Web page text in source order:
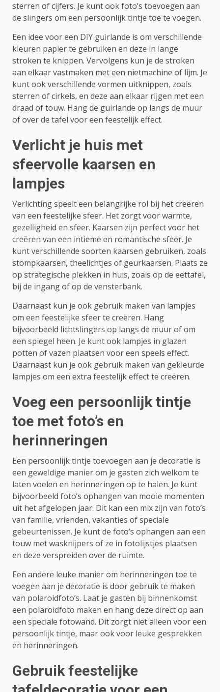
sterren of cijfers. Je kunt ook foto’s toevoegen aan
de slingers om een persoonlijk tintje toe te voegen.
Een idee voor een DIY guirlande is om verschillende
kleuren papier te gebruiken en deze in lange
stroken te knippen. Vervolgens kun je de stroken
aan elkaar vastmaken met een nietmachine of lijm. Je
kunt ook verschillende vormen uitknippen, zoals
sterren of cirkels, en deze aan elkaar rijgen met een
draad of touw. Hang de guirlande op langs de muur
of over de tafel voor een feestelijk effect.
Verlicht je huis met
sfeervolle kaarsen en
lampjes
Verlichting speelt een belangrijke rol bij het creëren
van een feestelijke sfeer. Het zorgt voor warmte,
gezelligheid en sfeer. Kaarsen zijn perfect voor het
creëren van een intieme en romantische sfeer. Je
kunt verschillende soorten kaarsen gebruiken, zoals
stompkaarsen, theelichtjes of geurkaarsen. Plaats ze
op strategische plekken in huis, zoals op de eettafel,
bij de ingang of op de vensterbank.
Daarnaast kun je ook gebruik maken van lampjes
om een feestelijke sfeer te creëren. Hang
bijvoorbeeld lichtslingers op langs de muur of om
een spiegel heen. Je kunt ook lampjes in glazen
potten of vazen plaatsen voor een speels effect.
Daarnaast kun je ook gebruik maken van gekleurde
lampjes om een extra feestelijk effect te creëren.
Voeg een persoonlijk tintje
toe met foto’s en
herinneringen
Een persoonlijk tintje toevoegen aan je decoratie is
een geweldige manier om je gasten zich welkom te
laten voelen en herinneringen op te halen. Je kunt
bijvoorbeeld foto’s ophangen van mooie momenten
uit het afgelopen jaar. Dit kan een mix zijn van foto’s
van familie, vrienden, vakanties of speciale
gebeurtenissen. Je kunt de foto’s ophangen aan een
touw met wasknijpers of ze in fotolijstjes plaatsen
en deze verspreiden over de ruimte.
Een andere leuke manier om herinneringen toe te
voegen aan je decoratie is door gebruik te maken
van polaroidfoto’s. Laat je gasten bij binnenkomst
een polaroidfoto maken en hang deze direct op aan
een speciale fotowand. Dit zorgt niet alleen voor een
persoonlijk tintje, maar ook voor leuke gesprekken
en herinneringen.
Gebruik feestelijke